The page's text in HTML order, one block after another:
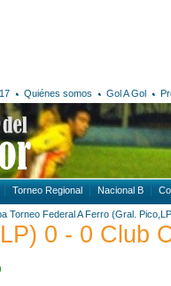
Quiénes somos Gol A Gol
Torneo Regional Nacional B
Torneo Federal A Ferro (Gral.
0 - 0 Club